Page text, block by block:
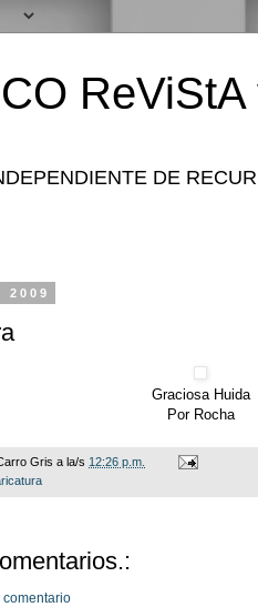
DE
2009
Graciosa Huida
Por Rocha
Gris a la/s 12:26 p.m.
comentario